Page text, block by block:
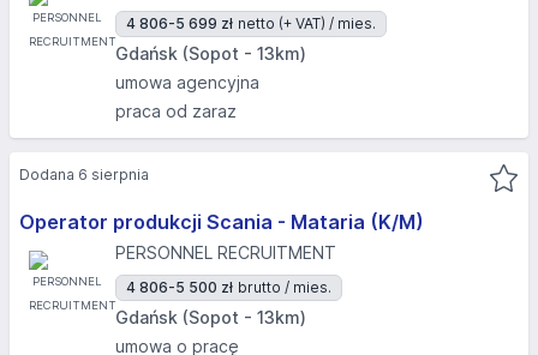
4 806-5 699 zł netto (+ VAT) / mies.
Gdańsk (Sopot - 13km)
umowa agencyjna
praca od zaraz
Operator produkcji Scania - Mataria (K/M)
PERSONNEL RECRUITMENT
4 806-5 500 zł brutto / mies.
Gdańsk (Sopot - 13km)
umowa o pracę
Dodana 6 sierpnia